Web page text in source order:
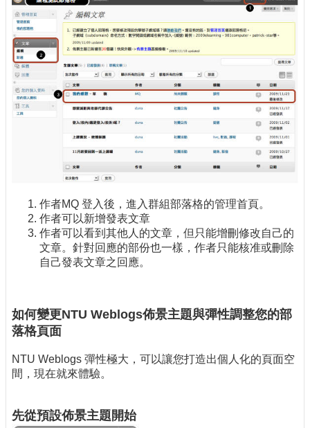
作者MQ 登入後，進入群組部落格的管理首頁。
作者可以新增發表文章
作者可以看到其他人的文章，但只能增刪修改自己的
文章。針對回應的部份也一樣，作者只能核准或刪除
自己發表文章之回應。
如何變更NTU Weblogs佈景主題與彈性調整您的部
落格頁面
NTU Weblogs 彈性極大，可以讓您打造出個人化的頁面空
間，現在就來體驗。
先從預設佈景主題開始